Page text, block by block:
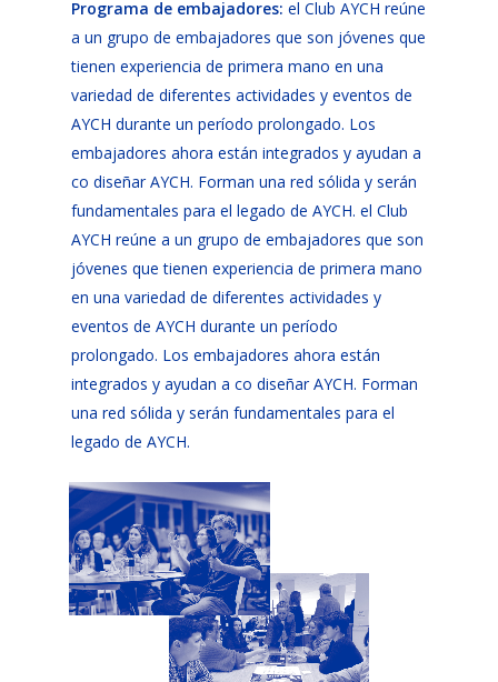
Programa de embajadores: el Club AYCH reúne
a un grupo de embajadores que son jóvenes que
tienen experiencia de primera mano en una
variedad de diferentes actividades y eventos de
AYCH durante un período prolongado. Los
embajadores ahora están integrados y ayudan a
co diseñar AYCH. Forman una red sólida y serán
fundamentales para el legado de AYCH. el Club
AYCH reúne a un grupo de embajadores que son
jóvenes que tienen experiencia de primera mano
en una variedad de diferentes actividades y
eventos de AYCH durante un período
prolongado. Los embajadores ahora están
integrados y ayudan a co diseñar AYCH. Forman
una red sólida y serán fundamentales para el
legado de AYCH.